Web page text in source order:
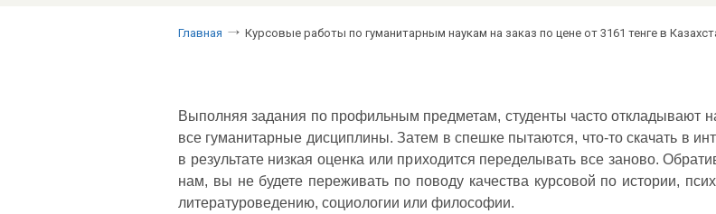
Главная Курсовые работы по гуманитарным наукам на заказ по цене от 3161 тенге в
Выполняя задания по профильным предметам, студенты часто откладывают
все гуманитарные дисциплины. Затем в спешке пытаются, что-то скачать в
в результате низкая оценка или приходится переделывать все заново.
нам, вы не будете переживать по поводу качества курсовой по истории,
литературоведению, социологии или философии.